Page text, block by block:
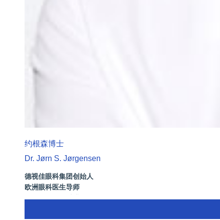
约根森博士
Dr. Jørn S. Jørgensen
德视佳眼科集团创始人
欧洲眼科医生导师
拥有35年眼科从业经历